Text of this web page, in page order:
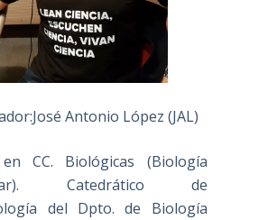
Antonio López (JAL)
CC. Biológicas (Biología
Catedrático de
del Dpto. de Biología